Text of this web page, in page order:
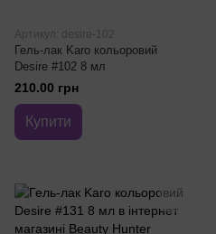
Артикул: desire-102
Гель-лак Karo кольоровий
Desire #102 8 мл
210.00 грн
Купити